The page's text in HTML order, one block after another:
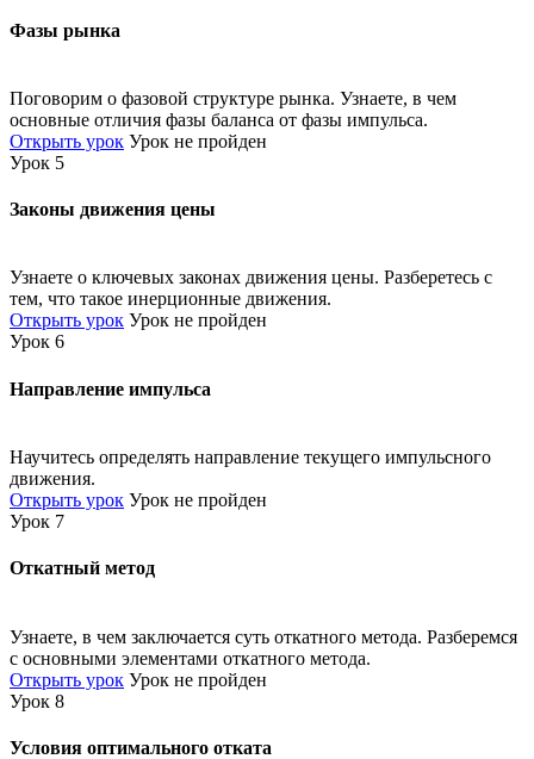
Фазы рынка
Поговорим о фазовой структуре рынка. Узнаете, в чем
основные отличия фазы баланса от фазы импульса.
Открыть урок Урок не пройден
Урок 5
Законы движения цены
Узнаете о ключевых законах движения цены. Разберетесь с
тем, что такое инерционные движения.
Открыть урок Урок не пройден
Урок 6
Направление импульса
Научитесь определять направление текущего импульсного
движения.
Открыть урок Урок не пройден
Урок 7
Откатный метод
Узнаете, в чем заключается суть откатного метода. Разберемся
с основными элементами откатного метода.
Открыть урок Урок не пройден
Урок 8
Условия оптимального отката